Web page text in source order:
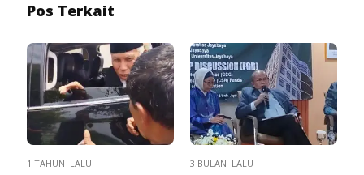
Pos Terkait
1 TAHUN LALU 3 BULAN LALU